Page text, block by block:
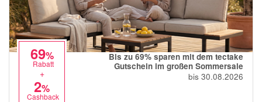
eBay
DOUGLAS Parfümerie
Temu
Sonderaktionen
69%
Rabatt
+
2%
Cashback
Bis zu 69% sparen mit dem tectake
Gutschein im großen Sommersale
bis 30.08.2026